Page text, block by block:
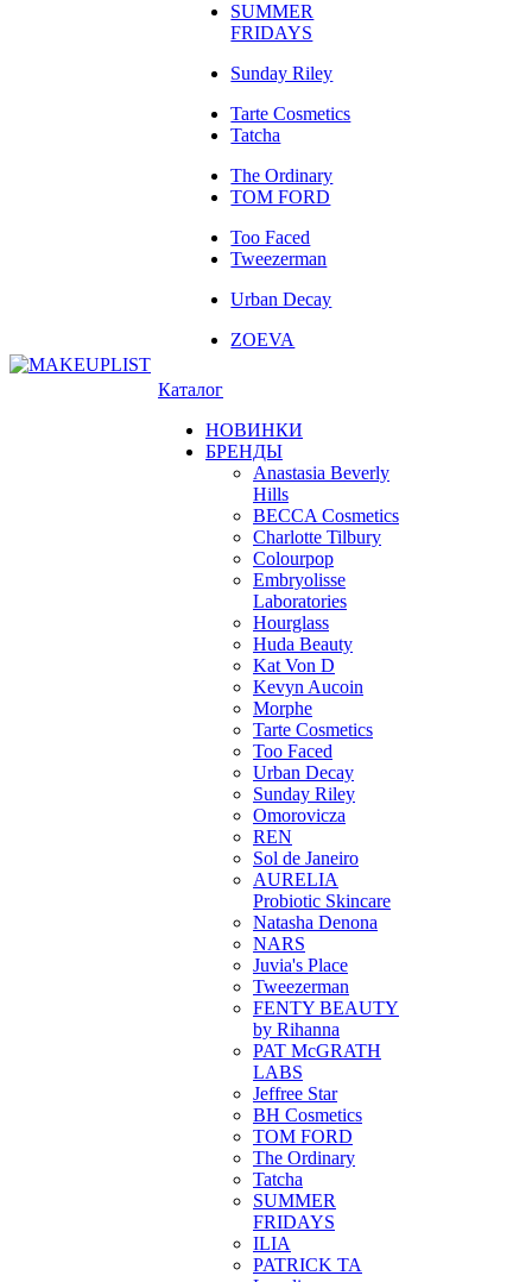
SUMMER
FRIDAYS
Sunday Riley
Tarte Cosmetics
Tatcha
The Ordinary
TOM FORD
Too Faced
Tweezerman
Urban Decay
ZOEVA
Каталог
НОВИНКИ
БРЕНДЫ
Anastasia Beverly
Hills
BECCA Cosmetics
Charlotte Tilbury
Colourpop
Embryolisse
Laboratories
Hourglass
Huda Beauty
Kat Von D
Kevyn Aucoin
Morphe
Tarte Cosmetics
Too Faced
Urban Decay
Sunday Riley
Omorovicza
REN
Sol de Janeiro
AURELIA
Probiotic Skincare
Natasha Denona
NARS
Juvia's Place
Tweezerman
FENTY BEAUTY
by Rihanna
PAT McGRATH
LABS
Jeffree Star
BH Cosmetics
TOM FORD
The Ordinary
Tatcha
SUMMER
FRIDAYS
ILIA
PATRICK TA